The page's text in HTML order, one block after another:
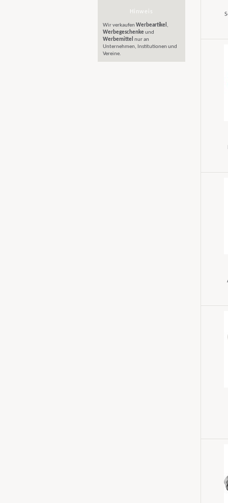
Hinweis
Wir verkaufen Werbeartikel ,
Werbegeschenkeund
Werbemittel nur an
Unternehmen, Institutionen und
Vereine.